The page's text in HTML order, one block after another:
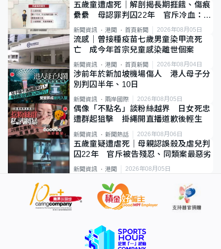
五歲童遭虐死｜解剖揭長期捱餓、傷痕
纍纍 母認罪判囚22年 官斥冷血：同
類案最惡劣
新聞資訊 港聞 首頁新聞 2026年08月05日
流感｜曾接種疫苗七歲男童染甲流死
亡 成今年首宗兒童感染離世個案
新聞資訊 港聞 首頁新聞 2026年08月04日
涉前年於新加坡機場傷人 港人母子分
別判囚半年、10日
新聞資訊 兩岸國際 2026年08月05日
偶像「不點名」談粉絲越界 日女死忠
遭群起狙擊 掛繩開直播道歉後輕生
新聞資訊 新聞熱話 2026年08月06日
五歲童疑遭虐死｜母親認誤殺及虐兒判
囚22年 官斥被告殘忍、同類案最惡劣
新聞資訊 港聞 2026年08月05日